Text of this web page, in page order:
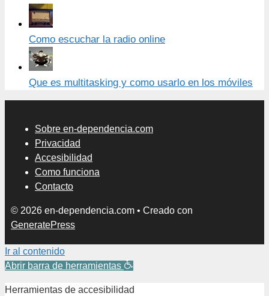
Como escuchar la radio online
Que es multitasking y como usarlo en los móviles
Sobre en-dependencia.com
Privacidad
Accesibilidad
Como funciona
Contacto
© 2026 en-dependencia.com • Creado con
GeneratePress
Ir al contenido
Abrir barra de herramientas
Herramientas de accesibilidad